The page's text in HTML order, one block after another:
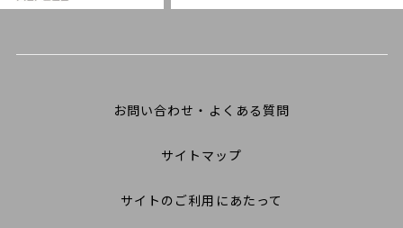
お問い合わせ・よくある質問
サイトマップ
サイトのご利用にあたって